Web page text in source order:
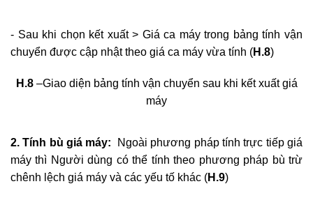
- Xuất hiện bảng tính giá máy thi công dùng cho vận
bảng tính > Chọn “Kết xuất giá ca máy vào bảng vận
chuyển